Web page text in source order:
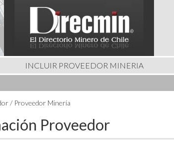
INCLUIR PROVEEDOR MINERIA
/ Proveedor Minería
Proveedor